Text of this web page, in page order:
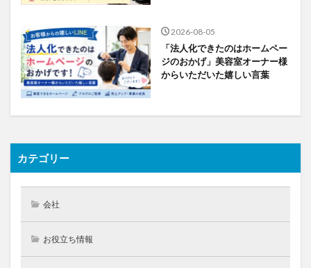
2026-08-05
「法人化できたのはホームペー
ジのおかげ」美容室オーナー様
からいただいた嬉しい言葉
カテゴリー
会社
お役立ち情報